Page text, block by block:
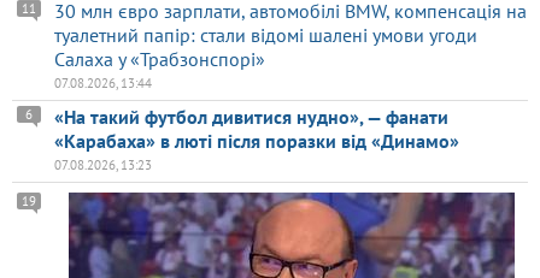
30 млн євро зарплати, автомобілі BMW, компенсація на
туалетний папір: стали відомі шалені умови угоди
Салаха у «Трабзонспорі»
11
07.08.2026, 13:44
«На такий футбол дивитися нудно», — фанати
«Карабаха» в люті після поразки від «Динамо»
6
07.08.2026, 13:23
19